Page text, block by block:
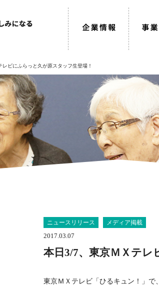
レビにふらっと久が原スタッフ生登場！
ニュースリリース メディア掲載
2017.03.07
本日3/7、東京ＭＸテレ
東京ＭＸテレビ「ひるキュン！」で